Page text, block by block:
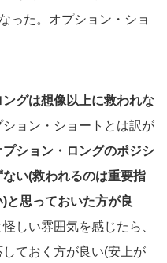
った。オプション・ショ
グは想像以上に救われな
ョン・ショートとは訳が
ション・ロングのポジシ
い(救われるのは重要指
と思っておいた方が良
しい雰囲気を感じたら、
ておく方が良い(安上が